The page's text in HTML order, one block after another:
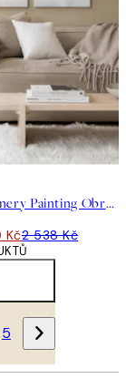
Abstract Scenery Painting Obrazy na plátně Duo
Kč2 538 Kč
5